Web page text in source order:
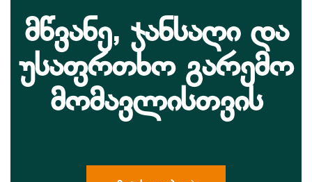
მწვანე, ჯანსაღი და
უსაფრთხო გარემო
მომავლისთვის